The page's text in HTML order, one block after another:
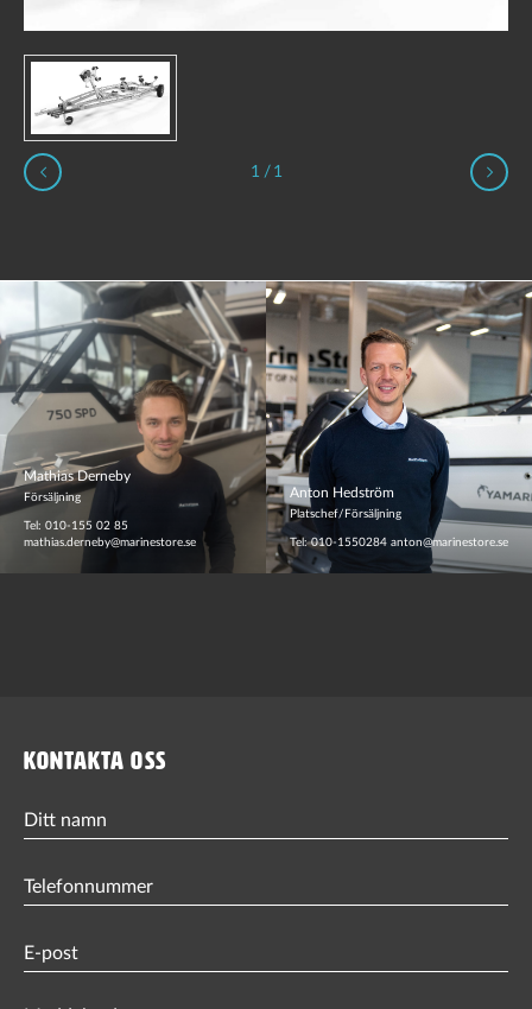
1 /1
Mathias Derneby
Försäljning
Tel: 010-155 02 85
mathias.derneby@marinestore.se
Anton Hedström
Platschef/Försäljning
Tel: 010-1550284 anton@marinestore.se
KONTAKTA OSS
Ditt
namn
Phone
(Obligatorisk)
Email
(Obligatorisk)